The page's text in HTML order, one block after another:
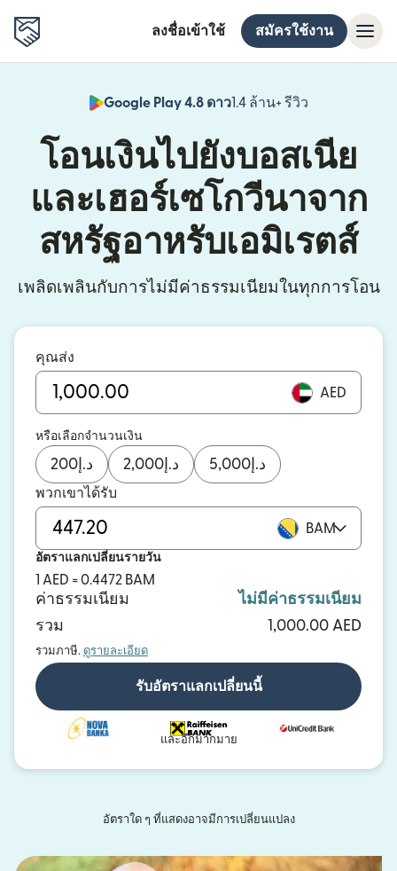
ลงชื่อเข้าใช้ สมัครใช้งาน
Google Play 4.8 ดาว1.4 ล้าน+ รีวิว
(เปิดในหน้าต่
โอนเงินไปยังบอสเนีย
และเฮอร์เซโกวีนาจาก
สหรัฐอาหรับเอมิเรตส์
เพลิดเพลินกับการไม่มีค่าธรรมเนียมในทุกการโอน
คุณส่ง
AED
หรือเลือกจำนวนเงิน
د.إ 200 د.إ 2,000 د.إ 5,000
พวกเขาได้รับ
BAM
อัตราแลกเปลี่ยนรายวัน
1 AED = 0.4472 BAM
ค่าธรรมเนียม
ไม่มีค่าธรรมเนียม
รวม
1,000.00 AED
รวมภาษี. ดูรายละเอียด
รับอัตราแลกเปลี่ยนนี้
และอีกมากมาย
อัตราใด ๆ ที่แสดงอาจมีการเปลี่ยนแปลง